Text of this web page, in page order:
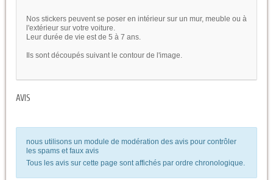
Nos stickers peuvent se poser en intérieur sur un mur, meuble ou à
l'extérieur sur votre voiture.
Leur durée de vie est de 5 à 7 ans.
Ils sont découpés suivant le contour de l'image.
AVIS
nous utilisons un module de modération des avis pour contrôler
les spams et faux avis
Tous les avis sur cette page sont affichés par ordre chronologique.